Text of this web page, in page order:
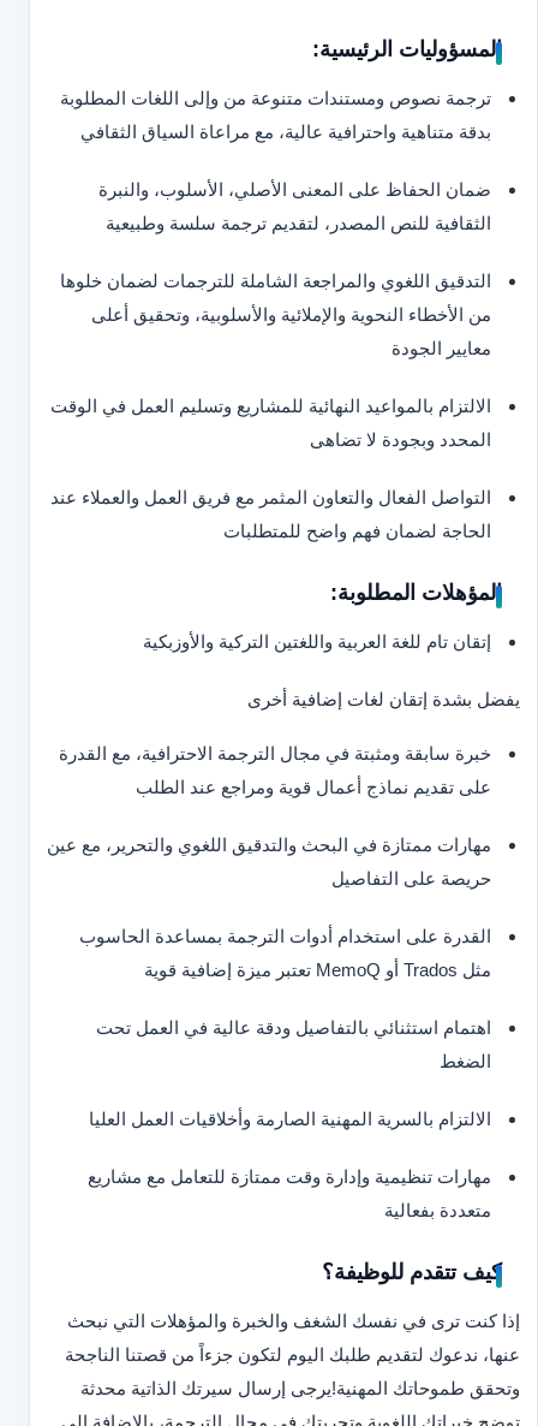
المسؤوليات الرئيسية:
ترجمة نصوص ومستندات متنوعة من وإلى اللغات المطلوبة
بدقة متناهية واحترافية عالية، مع مراعاة السياق الثقافي
ضمان الحفاظ على المعنى الأصلي، الأسلوب، والنبرة
الثقافية للنص المصدر، لتقديم ترجمة سلسة وطبيعية
التدقيق اللغوي والمراجعة الشاملة للترجمات لضمان خلوها
من الأخطاء النحوية والإملائية والأسلوبية، وتحقيق أعلى
معايير الجودة
الالتزام بالمواعيد النهائية للمشاريع وتسليم العمل في الوقت
المحدد وبجودة لا تضاهى
التواصل الفعال والتعاون المثمر مع فريق العمل والعملاء عند
الحاجة لضمان فهم واضح للمتطلبات
المؤهلات المطلوبة:
إتقان تام للغة العربية واللغتين التركية والأوزبكية
يفضل بشدة إتقان لغات إضافية أخرى
خبرة سابقة ومثبتة في مجال الترجمة الاحترافية، مع القدرة
على تقديم نماذج أعمال قوية ومراجع عند الطلب
مهارات ممتازة في البحث والتدقيق اللغوي والتحرير، مع عين
حريصة على التفاصيل
القدرة على استخدام أدوات الترجمة بمساعدة الحاسوب
مثل Trados أو MemoQ تعتبر ميزة إضافية قوية
اهتمام استثنائي بالتفاصيل ودقة عالية في العمل تحت
الضغط
الالتزام بالسرية المهنية الصارمة وأخلاقيات العمل العليا
مهارات تنظيمية وإدارة وقت ممتازة للتعامل مع مشاريع
متعددة بفعالية
كيف تتقدم للوظيفة؟
إذا كنت ترى في نفسك الشغف والخبرة والمؤهلات التي نبحث
عنها، ندعوك لتقديم طلبك اليوم لتكون جزءاً من قصتنا الناجحة
وتحقق طموحاتك المهنية!يرجى إرسال سيرتك الذاتية محدثة
توضح خبراتك اللغوية وتجربتك في مجال الترجمة، بالإضافة إلى